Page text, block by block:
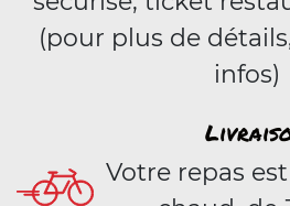
(pour plus de
infos)
Votre repas